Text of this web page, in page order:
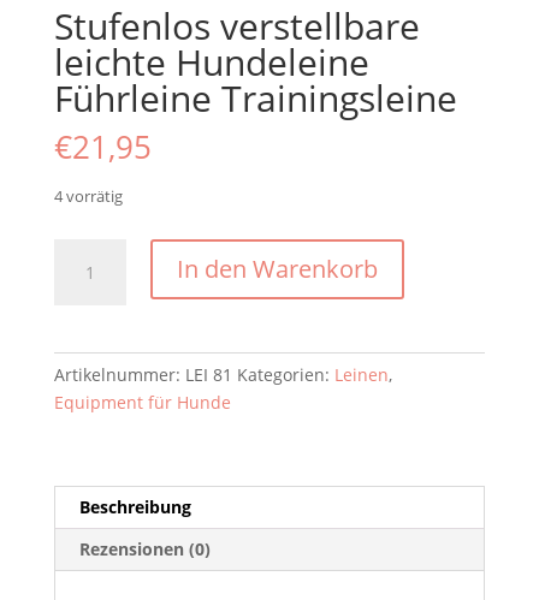
Stufenlos verstellbare
leichte Hundeleine
Führleine Trainingsleine
€21,95
4 vorrätig
verstellbare
Führleine
Trainingsleine
Menge
In den Warenkorb
Artikelnummer: LEI 81 Kategorien: Leinen,
Equipment für Hunde
Beschreibung
Rezensionen (0)